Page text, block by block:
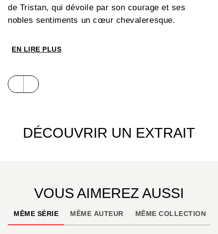
de Tristan, qui dévoile par son courage et ses
nobles sentiments un cœur chevaleresque.
EN LIRE PLUS
DÉCOUVRIR UN EXTRAIT
VOUS AIMEREZ AUSSI
MÊME SÉRIE MÊME AUTEUR MÊME COLLECTION